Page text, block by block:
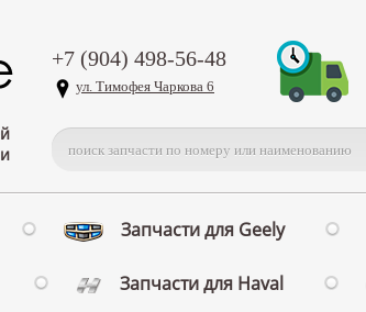
+7 (904) 498-56-48
ул. Тимофея Чаркова 6
Запчасти для Geely
Запчасти для Haval